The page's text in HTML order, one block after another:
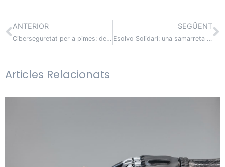
ANTERIOR
Ciberseguretat per a pimes: de la protecció a la continuïtat de negoci
SEGÜENT
Esolvo Solidari: una samarreta amb causa
Articles Relacionats